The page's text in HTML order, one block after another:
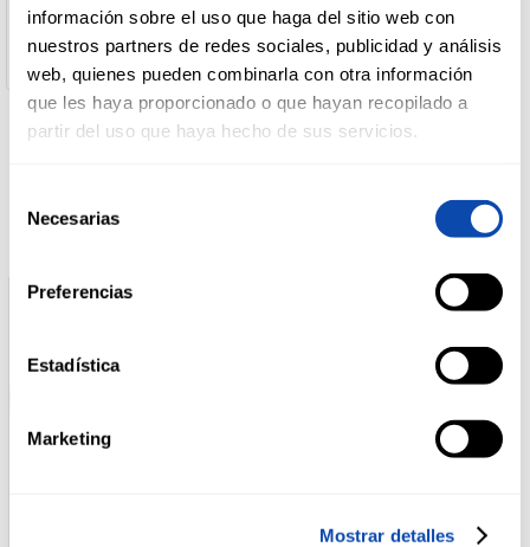
información sobre el uso que haga del sitio web con
nuestros partners de redes sociales, publicidad y análisis
web, quienes pueden combinarla con otra información
que les haya proporcionado o que hayan recopilado a
partir del uso que haya hecho de sus servicios.
Necesarias
Preferencias
Estadística
Marketing
Mostrar detalles
PERFUMERÍA
E HIGIENE
MASCOTAS
HOGAR
Ctra. Puigcerdà. km.70 - 08503 GURB (Barcelona)
390 gr
RIKISSSIMO